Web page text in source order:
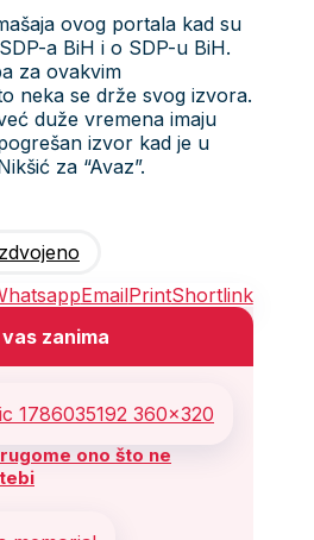
ovog portala kad su
a BiH i o SDP-u BiH.
za ovakvim
neka se drže svog izvora.
duže vremena imaju
izvor kad je u
za “Avaz”.
EmailPrintShortlink
zanima
ono što ne